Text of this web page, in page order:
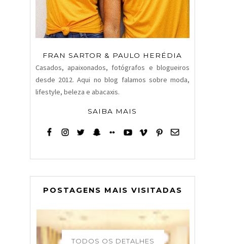
FRAN SARTOR & PAULO HERÉDIA
Casados, apaixonados, fotógrafos e blogueiros
desde 2012. Aqui no blog falamos sobre moda,
lifestyle, beleza e abacaxis.
SAIBA MAIS
POSTAGENS MAIS VISITADAS
TODOS OS DETALHES